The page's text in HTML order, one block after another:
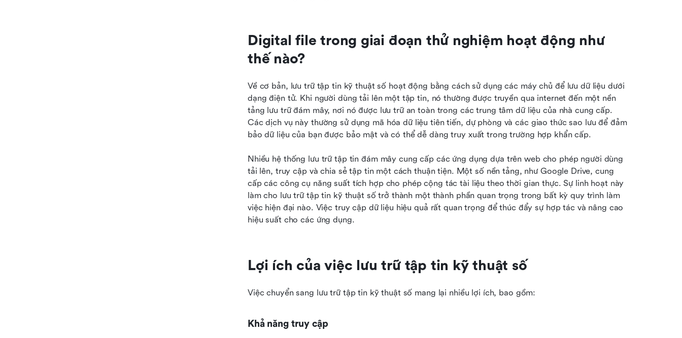
Digital file trong giai đoạn thử nghiệm hoạt động như
thế nào?
Về cơ bản, lưu trữ tập tin kỹ thuật số hoạt động bằng cách sử dụng các máy chủ để lưu dữ liệu dưới
dạng điện tử. Khi người dùng tải lên một tập tin, nó thường được truyền qua internet đến một nền
tảng lưu trữ đám mây, nơi nó được lưu trữ an toàn trong các trung tâm dữ liệu của nhà cung cấp.
Các dịch vụ này thường sử dụng mã hóa dữ liệu tiên tiến, dự phòng và các giao thức sao lưu để đảm
bảo dữ liệu của bạn được bảo mật và có thể dễ dàng truy xuất trong trường hợp khẩn cấp.
Nhiều hệ thống lưu trữ tập tin đám mây cung cấp các ứng dụng dựa trên web cho phép người dùng
tải lên, truy cập và chia sẻ tập tin một cách thuận tiện. Một số nền tảng, như Google Drive, cung
cấp các công cụ năng suất tích hợp cho phép cộng tác tài liệu theo thời gian thực. Sự linh hoạt này
làm cho lưu trữ tập tin kỹ thuật số trở thành một thành phần quan trọng trong bất kỳ quy trình làm
việc hiện đại nào. Việc truy cập dữ liệu hiệu quả rất quan trọng để thúc đẩy sự hợp tác và nâng cao
hiệu suất cho các ứng dụng.
Lợi ích của việc lưu trữ tập tin kỹ thuật số
Việc chuyển sang lưu trữ tập tin kỹ thuật số mang lại nhiều lợi ích, bao gồm:
Khả năng truy cập